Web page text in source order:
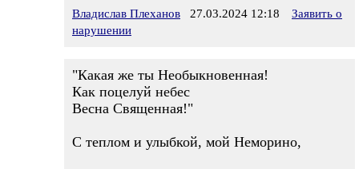
Владислав Плеханов 27.03.2024 12:18
Заявить о
нарушении
"Какая же ты Необыкновенная!
Как поцелуй небес
Весна Священная!"
С теплом и улыбкой, мой Неморино,